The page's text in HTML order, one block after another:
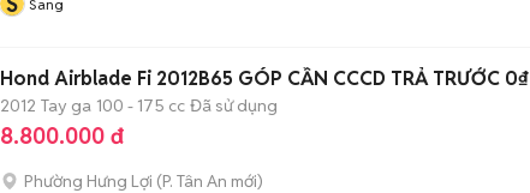
Sang
Hond Airblade Fi 2012B65 GÓP CẦN CCCD TRẢ TRƯỚC 0₫
2012 Tay ga 100 - 175 cc Đã sử dụng
8.800.000 đ
Phường Hưng Lợi (P. Tân An mới)